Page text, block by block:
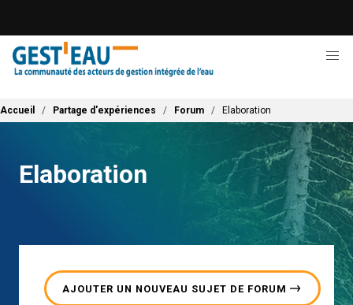
contenu
principal
Fil d'Ariane
Accueil Partage d'expériences Forum Elaboration
Elaboration
AJOUTER UN NOUVEAU SUJET DE FORUM